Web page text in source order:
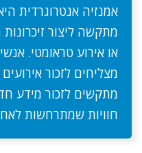
אמנזיה אנטרוגרדית
מתקשה ליצור
או אירוע טראומטי.
מצליחים לזכור
מתקשים לזכור מידע
חוויות שמתרחשות